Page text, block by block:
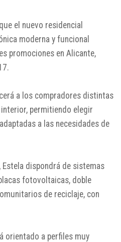
el nuevo residencial
moderna y funcional
promociones en Alicante,
a los compradores distintas
permitiendo elegir
a las necesidades de
dispondrá de sistemas
fotovoltaicas, doble
de reciclaje, con
orientado a perfiles muy